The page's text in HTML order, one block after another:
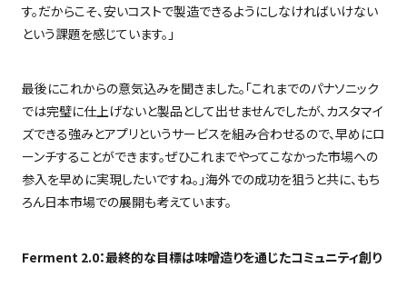
す。だからこそ、安いコストで製造できるようにしなければいけない
という課題を感じています。」
最後にこれからの意気込みを聞きました。「これまでのパナソニック
では完璧に仕上げないと製品として出せませんでしたが、カスタマイ
ズできる強みとアプリというサービスを組み合わせるので、早めにロ
ーンチすることができます。ぜひこれまでやってこなかった市場への
参入を早めに実現したいですね。」海外での成功を狙うと共に、もち
ろん日本市場での展開も考えています。
Ferment 2.0：最終的な目標は味噌造りを通じたコミュニティ創り